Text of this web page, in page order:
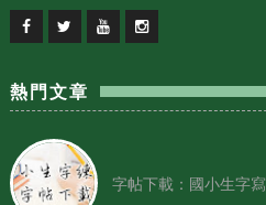
熱門文章
字帖下載：國小生字